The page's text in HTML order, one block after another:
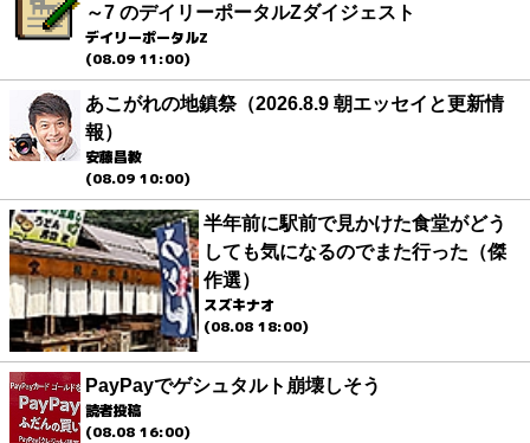
～7 のデイリーポータルZダイジェスト
デイリーポータルZ
(08.09 11:00)
あこがれの地鎮祭（2026.8.9 朝エッセイと更新情
報）
安藤昌教
(08.09 10:00)
半年前に駅前で見かけた食堂がどう
しても気になるのでまた行った（傑
作選）
スズキナオ
(08.08 18:00)
PayPayでゲシュタルト崩壊しそう
読者投稿
(08.08 16:00)